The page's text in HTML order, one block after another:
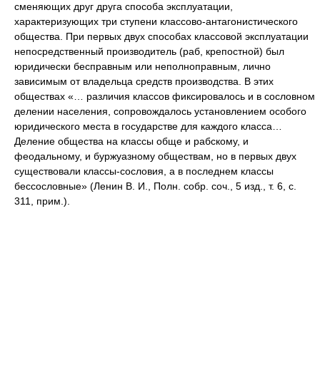
сменяющих друг друга способа эксплуатации,
характеризующих три ступени классово-антагонистического
общества. При первых двух способах классовой эксплуатации
непосредственный производитель (раб, крепостной) был
юридически бесправным или неполноправным, лично
зависимым от владельца средств производства. В этих
обществах «… различия классов фиксировалось и в сословном
делении населения, сопровождалось установлением особого
юридического места в государстве для каждого класса…
Деление общества на классы обще и рабскому, и
феодальному, и буржуазному обществам, но в первых двух
существовали классы-сословия, а в последнем классы
бессословные» (Ленин В. И., Полн. собр. соч., 5 изд., т. 6, с.
311, прим.).